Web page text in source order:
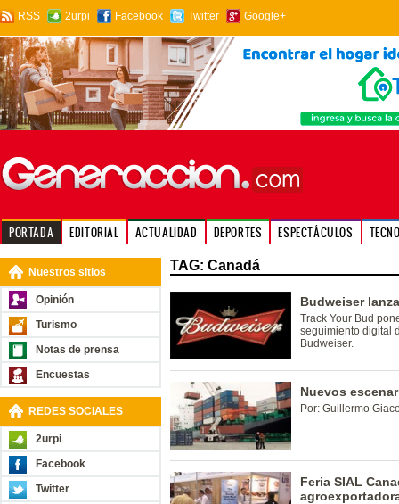
RSS 2urpi Facebook Twitter Google+
PORTADA EDITORIAL ACTUALIDAD DEPORTES ESPECTÁCULOS
Nuestros sitios
Opinión
Turismo
Notas de prensa
Encuestas
REDES SOCIALES
2urpi
Facebook
Twitter
TAG: Canadá
Budweiser
Track Your Bud
seguimiento digital
Budweiser.
Nuevos
Por: Guillermo
Feria SIAL